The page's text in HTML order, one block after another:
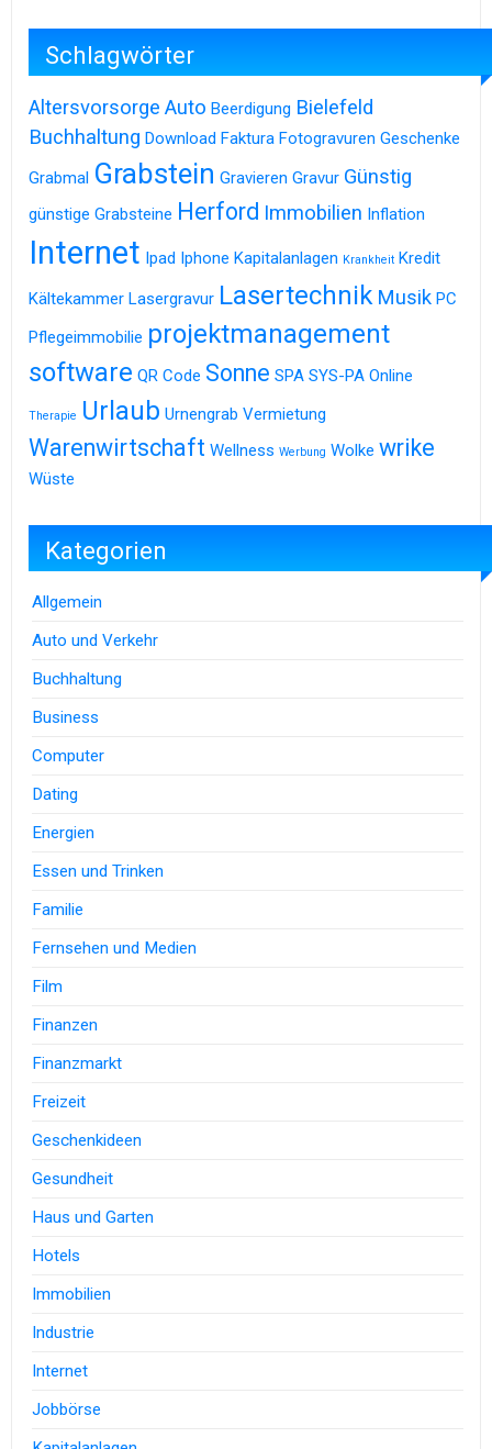
Schlagwörter
Altersvorsorge Auto Beerdigung Bielefeld
Buchhaltung Download Faktura Fotogravuren Geschenke
Grabmal Grabstein Gravieren Gravur Günstig
günstige Grabsteine Herford Immobilien Inflation
Internet Ipad Iphone Kapitalanlagen Krankheit Kredit
Kältekammer Lasergravur Lasertechnik Musik PC
Pflegeimmobilie projektmanagement
software QR Code Sonne SPA SYS-PA Online
Therapie Urlaub Urnengrab Vermietung
Warenwirtschaft Wellness Werbung Wolke wrike
Wüste
Kategorien
Allgemein
Auto und Verkehr
Buchhaltung
Business
Computer
Dating
Energien
Essen und Trinken
Familie
Fernsehen und Medien
Film
Finanzen
Finanzmarkt
Freizeit
Geschenkideen
Gesundheit
Haus und Garten
Hotels
Immobilien
Industrie
Internet
Jobbörse